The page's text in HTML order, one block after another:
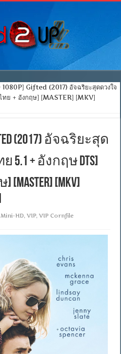
Gifted (2017) อัจฉริยะสุดดวงใจ
ทย + อังกฤษ] [MASTER] [MKV]
(2017) อัจฉริยะสุด
+ อังกฤษ DTS]
[MKV]
Mini-HD,VIP,VIP Cornfile